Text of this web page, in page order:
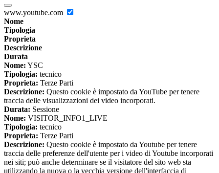
www.youtube.com
Nome
Tipologia
Proprieta
Descrizione
Durata
Nome: YSC
Tipologia: tecnico
Proprieta: Terze Parti
Descrizione: Questo cookie è impostato da YouTube per tenere
traccia delle visualizzazioni dei video incorporati.
Durata: Sessione
Nome: VISITOR_INFO1_LIVE
Tipologia: tecnico
Proprieta: Terze Parti
Descrizione: Questo cookie è impostato da Youtube per tenere
traccia delle preferenze dell'utente per i video di Youtube incorporati
nei siti; può anche determinare se il visitatore del sito web sta
utilizzando la nuova o la vecchia versione dell'interfaccia di